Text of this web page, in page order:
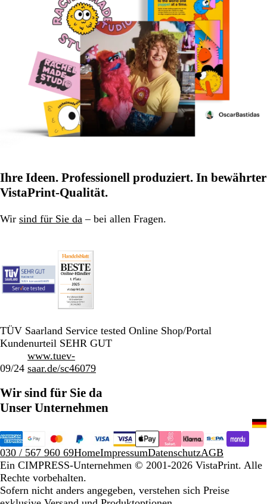
Ihre Ideen. Professionell produziert. In bewährter
VistaPrint-Qualität.
Wir sind für Sie da – bei allen Fragen.
TÜV Saarland Service tested Online Shop/Portal
Kundenurteil SEHR GUT
09/24
www.tuev-
saar.de/sc46079
Wir sind für Sie da
Unser Unternehmen
030 / 567 960 69HomeImpressumDatenschutzAGB
Ein CIMPRESS-Unternehmen © 2001-2026 VistaPrint. Alle
Rechte vorbehalten.
Sofern nicht anders angegeben, verstehen sich Preise